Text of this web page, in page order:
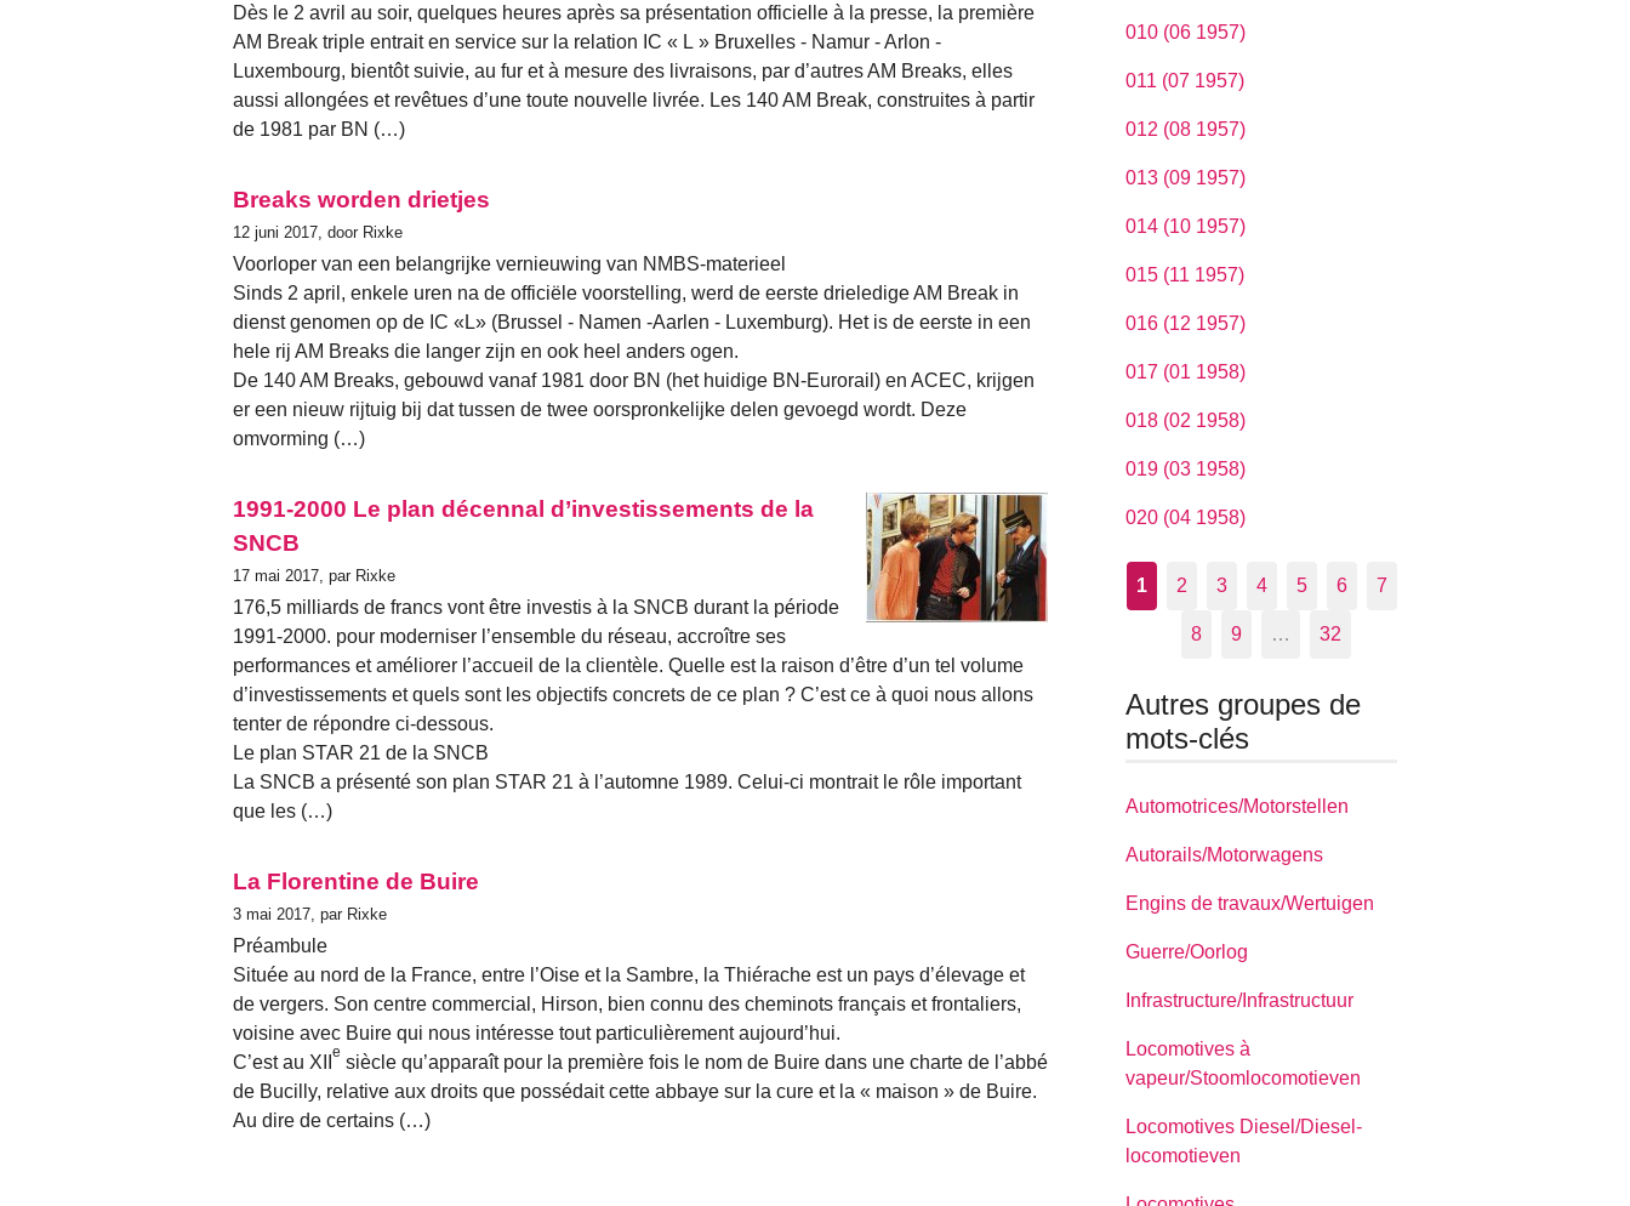
Dès le 2 avril au soir, quelques heures après sa présentation officielle à la presse, la première
AM Break triple entrait en service sur la relation IC « L » Bruxelles - Namur - Arlon -
Luxembourg, bientôt suivie, au fur et à mesure des livraisons, par d’autres AM Breaks, elles
aussi allongées et revêtues d’une toute nouvelle livrée. Les 140 AM Break, construites à partir
de 1981 par BN (…)
Breaks worden drietjes
12 juni 2017, door Rixke
Voorloper van een belangrijke vernieuwing van NMBS-materieel
Sinds 2 april, enkele uren na de officiële voorstelling, werd de eerste drieledige AM Break in
dienst genomen op de IC «L» (Brussel - Namen -Aarlen - Luxemburg). Het is de eerste in een
hele rij AM Breaks die langer zijn en ook heel anders ogen.
De 140 AM Breaks, gebouwd vanaf 1981 door BN (het huidige BN-Eurorail) en ACEC, krijgen
er een nieuw rijtuig bij dat tussen de twee oorspronkelijke delen gevoegd wordt. Deze
omvorming (…)
1991-2000 Le plan décennal d’investissements de la
SNCB
17 mai 2017, par Rixke
176,5 milliards de francs vont être investis à la SNCB durant la période
1991-2000. pour moderniser l’ensemble du réseau, accroître ses
performances et améliorer l’accueil de la clientèle. Quelle est la raison d’être d’un tel volume
d’investissements et quels sont les objectifs concrets de ce plan ? C’est ce à quoi nous allons
tenter de répondre ci-dessous.
Le plan STAR 21 de la SNCB
La SNCB a présenté son plan STAR 21 à l’automne 1989. Celui-ci montrait le rôle important
que les (…)
La Florentine de Buire
3 mai 2017, par Rixke
Préambule
Située au nord de la France, entre l’Oise et la Sambre, la Thiérache est un pays d’élevage et
de vergers. Son centre commercial, Hirson, bien connu des cheminots français et frontaliers,
voisine avec Buire qui nous intéresse tout particulièrement aujourd’hui.
C’est au XII
e
siècle qu’apparaît pour la première fois le nom de Buire dans une charte de l’abbé
de Bucilly, relative aux droits que possédait cette abbaye sur la cure et la « maison » de Buire.
Au dire de certains (…)
010 (06 1957)
011 (07 1957)
012 (08 1957)
013 (09 1957)
014 (10 1957)
015 (11 1957)
016 (12 1957)
017 (01 1958)
018 (02 1958)
019 (03 1958)
020 (04 1958)
1 2 3 4 5 6 7
8 9 … 32
Autres groupes de
mots-clés
Automotrices/Motorstellen
Autorails/Motorwagens
Engins de travaux/Wertuigen
Guerre/Oorlog
Infrastructure/Infrastructuur
Locomotives à
vapeur/Stoomlocomotieven
Locomotives Diesel/Diesel-
locomotieven